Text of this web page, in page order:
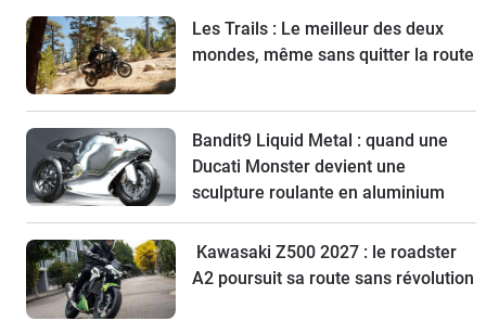
Les Trails : Le meilleur des deux
mondes, même sans quitter la route
Bandit9 Liquid Metal : quand une
Ducati Monster devient une
sculpture roulante en aluminium
Kawasaki Z500 2027 : le roadster
A2 poursuit sa route sans révolution